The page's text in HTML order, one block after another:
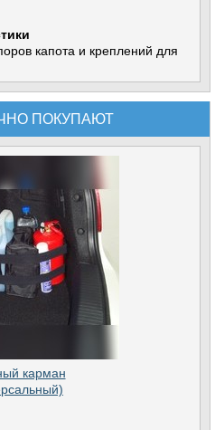
капота и креплений для
ПОКУПАЮТ
карман